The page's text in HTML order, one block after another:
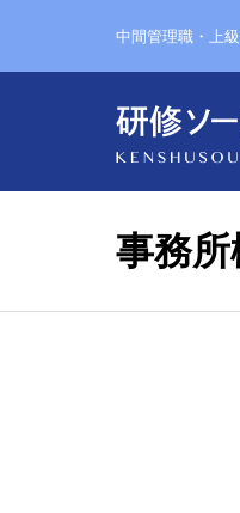
中間管理職・上
事務